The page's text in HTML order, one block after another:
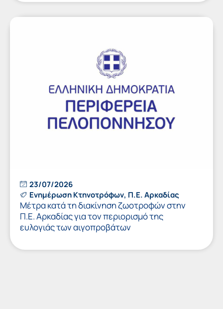
23/07/2026
Ενημέρωση Κτηνοτρόφων, Π.Ε. Αρκαδίας
Μέτρα κατά τη διακίνηση ζωοτροφών στην
Π.Ε. Αρκαδίας για τον περιορισμό της
ευλογιάς των αιγοπροβάτων